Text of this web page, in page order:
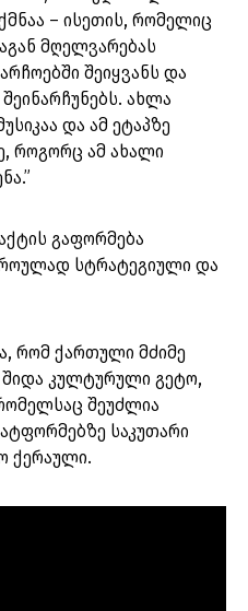
– ისეთის, რომელიც
მღელვარებას
შეიყვანს და
ახლა
და ამ ეტაპზე
როგორც ამ ახალი
გაფორმება
სტრატეგიული და
რომ ქართული მძიმე
კულტურული გეტო,
შეუძლია
საკუთარი
ქერაული.